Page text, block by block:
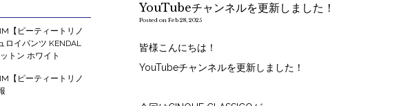
YouTubeチャンネルを更新しました！
Posted on Feb 28, 2025
皆様こんにちは！
YouTubeチャンネルを更新しました！
【ピーティートリノ
ロイパンツ KENDAL
トン ホワイト
【ピーティートリノ